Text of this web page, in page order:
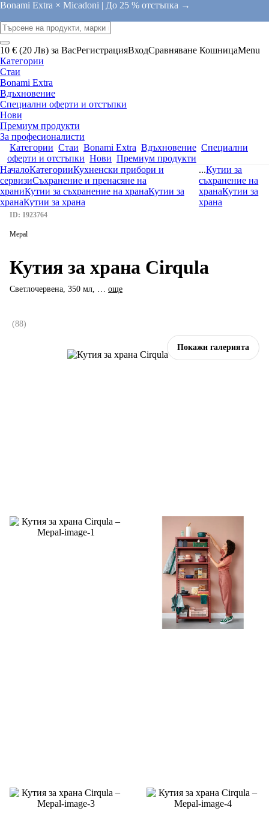
Bonami Extra × Micadoni | До 25 % отстъпка →
10 € (20 Лв) за ВасРегистрацияВходСравняване КошницаMenu
Категории
Стаи
Bonami Extra
Вдъхновение
Специални оферти и отстъпки
Нови
Премиум продукти
За професионалисти
Категории Стаи Bonami Extra Вдъхновение Специални
оферти и отстъпки Нови Премиум продукти
НачалоКатегорииКухненски прибори и
сервизиСъхранение и пренасяне на
храниКутии за съхранение на хранаКутии за
хранаКутии за храна
...Кутии за
съхранение на
хранаКутии за
храна
Покажи галерията
ID: 1923764
Mepal
Кутия за храна Cirqula
Светлочервена, 350 мл, … още
(88)